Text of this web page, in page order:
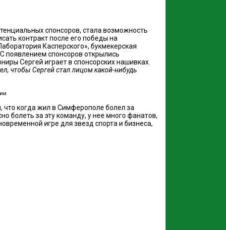
спонсоров, стала возможность
контракт после его победы на
Касперского», букмекерская
появлением спонсоров открылись
Сергей играет в спонсорских нашивках.
чтобы Сергей стал лицом какой-нибудь
что когда жил в Симферополе болел за
болеть за эту команду, у нее много фанатов,
игре для звезд спорта и бизнеса,